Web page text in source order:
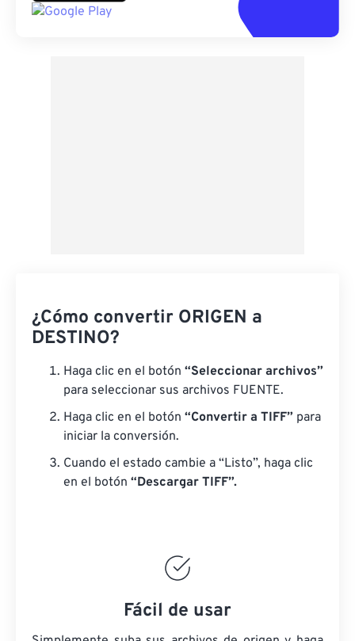
¿Cómo convertir ORIGEN a
DESTINO?
Haga clic en el botón “Seleccionar archivos”
para seleccionar sus archivos FUENTE.
Haga clic en el botón “Convertir a TIFF” para
iniciar la conversión.
Cuando el estado cambie a “Listo”, haga clic
en el botón “Descargar TIFF”.
Fácil de usar